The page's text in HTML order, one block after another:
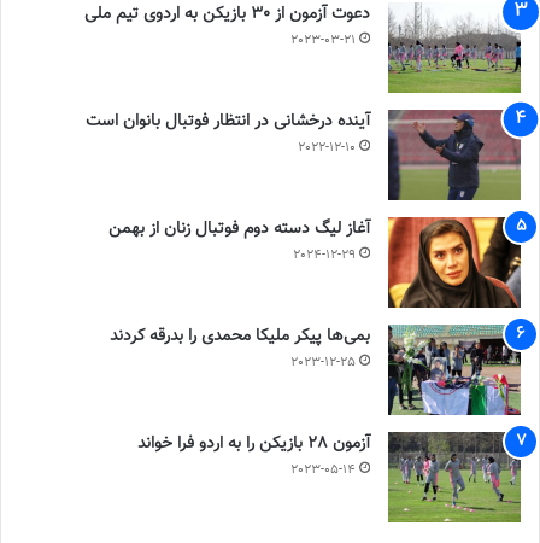
دعوت آزمون از 30 بازیکن به اردوی تیم ملی
2023-03-21
آینده درخشانی در انتظار فوتبال بانوان است
2022-12-10
آغاز لیگ دسته دوم فوتبال زنان از بهمن
2024-12-29
بمی‌ها پیکر ملیکا محمدی را بدرقه کردند
2023-12-25
آزمون 28 بازیکن را به اردو فرا خواند
2023-05-14